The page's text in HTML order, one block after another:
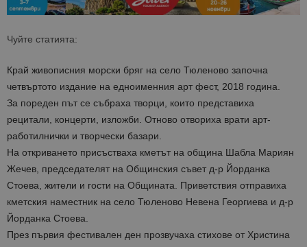
Чуйте статията:
Край живописния морски бряг на село Тюленово започна
четвъртото издание на едноименния арт фест, 2018 година.
За пореден път се събраха творци, които представиха
рецитали, концерти, изложби. Отново отвориха врати арт-
работилнички и творчески базари.
На откриването присъстваха кметът на община Шабла Мариян
Жечев, председателят на Общинския съвет д-р Йорданка
Стоева, жители и гости на Общината. Приветствия отправиха
кметския наместник на село Тюленово Невена Георгиева и д-р
Йорданка Стоева.
През първия фестивален ден прозвучаха стихове от Христина